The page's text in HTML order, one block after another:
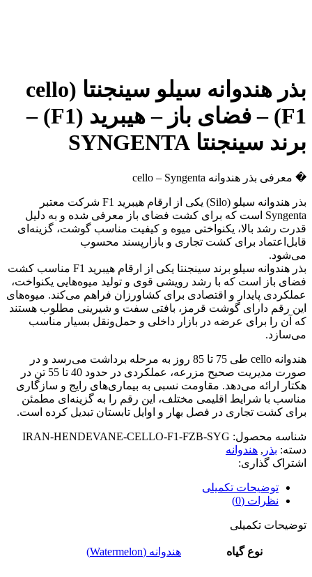
بذر هندوانه سیلو سینجنتا (cello
F1) – فضای باز – هیبرید (F1) –
برند سینجنتا SYNGENTA
� معرفی بذر هندوانه cello – Syngenta
بذر هندوانه سیلو (Silo) یکی از ارقام هیبرید F1 شرکت معتبر
Syngenta است که برای کشت فضای باز معرفی شده و به دلیل
قدرت رشد بالا، یکنواختی میوه و کیفیت مناسب گوشت، گزینه‌ای
قابل‌اعتماد برای کشت تجاری و بازارپسند محسوب
می‌شود.
بذر هندوانه سیلو برند سینجنتا یکی از ارقام هیبرید F1 مناسب کشت
فضای باز است که با رشد رویشی قوی و تولید میوه‌هایی یکنواخت،
عملکردی پایدار و اقتصادی برای کشاورزان فراهم می‌کند. میوه‌های
این رقم دارای گوشت قرمز، بافتی سفت و شیرینی مطلوب هستند
که آن را برای عرضه در بازار داخلی و حمل‌ونقل بسیار مناسب
می‌سازد.
هندوانه cello طی 75 تا 85 روز به مرحله برداشت می‌رسد و در
صورت مدیریت صحیح مزرعه، عملکردی در حدود 40 تا 55 تن در
هکتار ارائه می‌دهد. مقاومت نسبی به بیماری‌های رایج و سازگاری
مناسب با شرایط اقلیمی مختلف، این رقم را به گزینه‌ای مطمئن
برای کشت تجاری در فصل بهار و اوایل تابستان تبدیل کرده است.
شناسه محصول: IRAN-HENDEVANE-CELLO-F1-FZB-SYG
دسته: بذر , هندوانه
اشتراک گذاری:
توضیحات تکمیلی
نظرات (0)
توضیحات تکمیلی
نوع گیاه هندوانه (Watermelon)